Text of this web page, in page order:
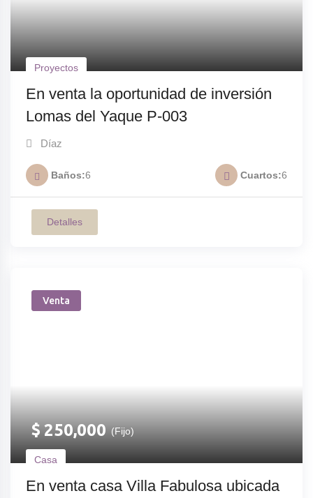
Proyectos
En venta la oportunidad de inversión
Lomas del Yaque P-003
Díaz
Baños 6 Cuartos 6
Detalles
Venta
$250,000 (Fijo)
Casa
En venta casa Villa Fabulosa ubicada